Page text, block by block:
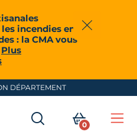
incendies en
: la CMA vous
Plus
Fermer
DÉPARTEMENT
RECHERCHER
MON
0